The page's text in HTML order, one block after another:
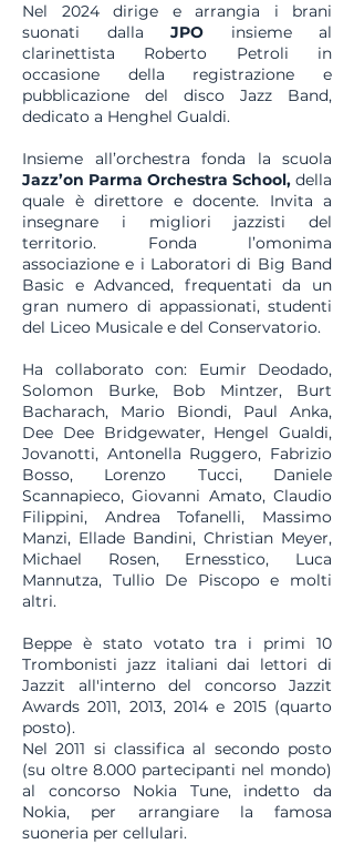
Nel 2024 dirige e arrangia i brani
suonati dalla JPO insieme al
clarinettista Roberto Petroli in
occasione della registrazione e
pubblicazione del disco Jazz Band,
dedicato a Henghel Gualdi.
Insieme all’orchestra fonda la scuola
Jazz’on Parma Orchestra School, della
quale è direttore e docente. Invita a
insegnare i migliori jazzisti del
territorio. Fonda l’omonima
associazione e i Laboratori di Big Band
Basic e Advanced, frequentati da un
gran numero di appassionati, studenti
del Liceo Musicale e del Conservatorio.
Ha collaborato con: Eumir Deodado,
Solomon Burke, Bob Mintzer, Burt
Bacharach, Mario Biondi, Paul Anka,
Dee Dee Bridgewater, Hengel Gualdi,
Jovanotti, Antonella Ruggero, Fabrizio
Bosso, Lorenzo Tucci, Daniele
Scannapieco, Giovanni Amato, Claudio
Filippini, Andrea Tofanelli, Massimo
Manzi, Ellade Bandini, Christian Meyer,
Michael Rosen, Ernesstico, Luca
Mannutza, Tullio De Piscopo e molti
altri.
Beppe è stato votato tra i primi 10
Trombonisti jazz italiani dai lettori di
Jazzit all'interno del concorso Jazzit
Awards 2011, 2013, 2014 e 2015 (quarto
posto).
Nel 2011 si classifica al secondo posto
(su oltre 8.000 partecipanti nel mondo)
al concorso Nokia Tune, indetto da
Nokia, per arrangiare la famosa
suoneria per cellulari.